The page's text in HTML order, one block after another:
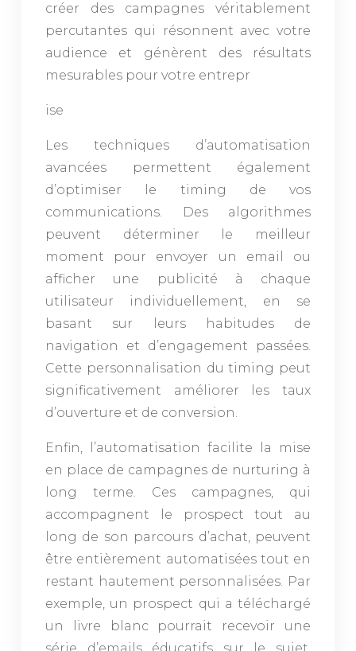
créer des campagnes véritablement
percutantes qui résonnent avec votre
audience et génèrent des résultats
mesurables pour votre entrepr
ise
Les techniques d’automatisation
avancées permettent également
d’optimiser le timing de vos
communications. Des algorithmes
peuvent déterminer le meilleur
moment pour envoyer un email ou
afficher une publicité à chaque
utilisateur individuellement, en se
basant sur leurs habitudes de
navigation et d’engagement passées.
Cette personnalisation du timing peut
significativement améliorer les taux
d’ouverture et de conversion.
Enfin, l’automatisation facilite la mise
en place de campagnes de nurturing à
long terme. Ces campagnes, qui
accompagnent le prospect tout au
long de son parcours d’achat, peuvent
être entièrement automatisées tout en
restant hautement personnalisées. Par
exemple, un prospect qui a téléchargé
un livre blanc pourrait recevoir une